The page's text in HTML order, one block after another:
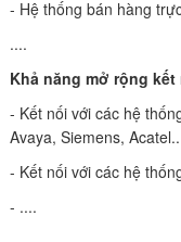
- Hệ thống bán hàng
....
Khả năng mở rộng kết
- Kết nối với các hệ
Avaya, Siemens, Acatel..
- Kết nối với các hệ
- ....